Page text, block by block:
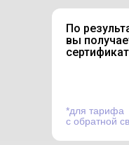
По
вы
сертификат
*для тарифа
с обратной